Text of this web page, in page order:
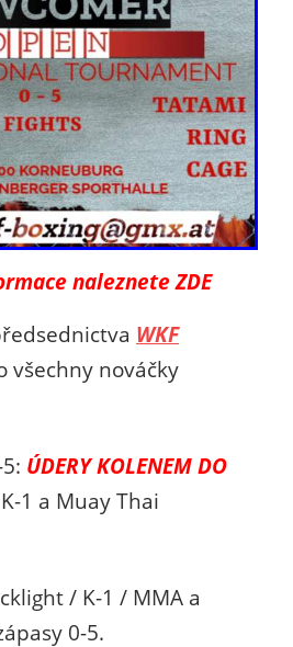
naleznete ZDE
WKF
všechny nováčky
ÚDERY KOLENEM DO
1 a Muay Thai
/ K-1 / MMA a
0-5.